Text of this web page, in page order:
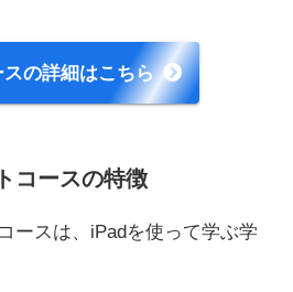
の詳細はこちら
コースの特徴
ースは、iPadを使って学ぶ学